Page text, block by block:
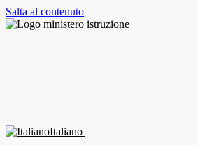
Salta al contenuto
Italiano